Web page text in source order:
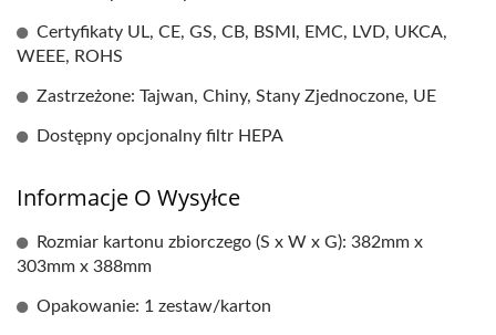
Certyfikaty UL, CE, GS, CB, BSMI, EMC, LVD, UKCA,
WEEE, ROHS
Zastrzeżone: Tajwan, Chiny, Stany Zjednoczone, UE
Dostępny opcjonalny filtr HEPA
Informacje O Wysyłce
Rozmiar kartonu zbiorczego (S x W x G): 382mm x
303mm x 388mm
Opakowanie: 1 zestaw/karton